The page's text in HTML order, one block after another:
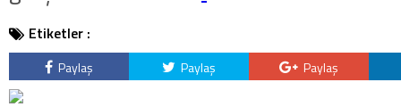
Etiketler :
Paylaş Paylaş Paylaş